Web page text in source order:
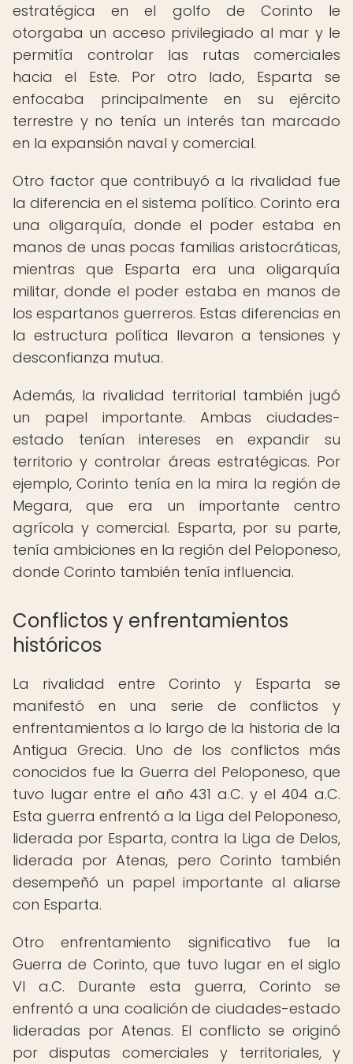
estratégica en el golfo de Corinto le
otorgaba un acceso privilegiado al mar y le
permitía controlar las rutas comerciales
hacia el Este. Por otro lado, Esparta se
enfocaba principalmente en su ejército
terrestre y no tenía un interés tan marcado
en la expansión naval y comercial.
Otro factor que contribuyó a la rivalidad fue
la diferencia en el sistema político. Corinto era
una oligarquía, donde el poder estaba en
manos de unas pocas familias aristocráticas,
mientras que Esparta era una oligarquía
militar, donde el poder estaba en manos de
los espartanos guerreros. Estas diferencias en
la estructura política llevaron a tensiones y
desconfianza mutua.
Además, la rivalidad territorial también jugó
un papel importante. Ambas ciudades-
estado tenían intereses en expandir su
territorio y controlar áreas estratégicas. Por
ejemplo, Corinto tenía en la mira la región de
Megara, que era un importante centro
agrícola y comercial. Esparta, por su parte,
tenía ambiciones en la región del Peloponeso,
donde Corinto también tenía influencia.
Conflictos y enfrentamientos
históricos
La rivalidad entre Corinto y Esparta se
manifestó en una serie de conflictos y
enfrentamientos a lo largo de la historia de la
Antigua Grecia. Uno de los conflictos más
conocidos fue la Guerra del Peloponeso, que
tuvo lugar entre el año 431 a.C. y el 404 a.C.
Esta guerra enfrentó a la Liga del Peloponeso,
liderada por Esparta, contra la Liga de Delos,
liderada por Atenas, pero Corinto también
desempeñó un papel importante al aliarse
con Esparta.
Otro enfrentamiento significativo fue la
Guerra de Corinto, que tuvo lugar en el siglo
VI a.C. Durante esta guerra, Corinto se
enfrentó a una coalición de ciudades-estado
lideradas por Atenas. El conflicto se originó
por disputas comerciales y territoriales, y